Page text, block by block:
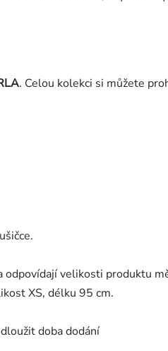
. Celou kolekci si můžete
odpovídají velikosti produktu
XS, délku 95 cm.
doba dodání